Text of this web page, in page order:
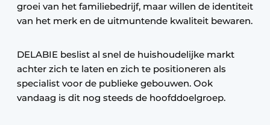
groei van het familiebedrijf, maar willen de identiteit
van het merk en de uitmuntende kwaliteit bewaren.
DELABIE beslist al snel de huishoudelijke markt
achter zich te laten en zich te positioneren als
specialist voor de publieke gebouwen. Ook
vandaag is dit nog steeds de hoofddoelgroep.